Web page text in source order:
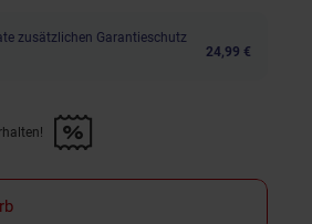
zusätzlichen Garantieschutz
24,99 €
Artikel erhalten!" anwenden